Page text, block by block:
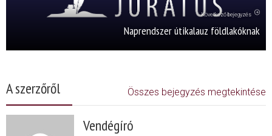
Következő bejegyzés
Naprendszer útikalauz földlakóknak
A szerzőről Összes bejegyzés megtekintése
Vendégíró